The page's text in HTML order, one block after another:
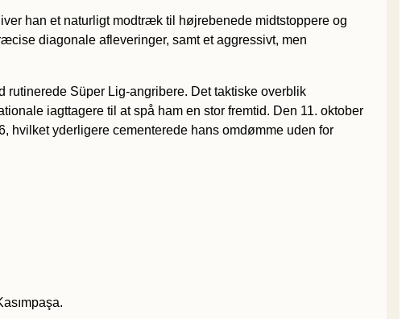
han et naturligt modtræk til højrebenede midtstoppere og
diagonale afleveringer, samt et aggressivt, men
Süper Lig-angribere. Det taktiske overblik
iagttagere til at spå ham en stor fremtid. Den 11. oktober
hvilket yderligere cementerede hans omdømme uden for